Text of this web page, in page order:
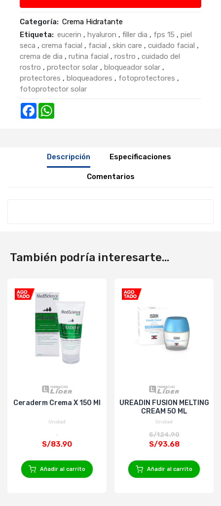
Categoría: Crema Hidratante
Etiqueta: eucerin , hyaluron , filler dia , fps 15 , piel
seca , crema facial , facial , skin care , cuidado facial ,
crema de dia , rutina facial , rostro , cuidado del
rostro , protector solar , bloqueador solar ,
protectores , bloqueadores , fotoprotectores ,
fotoprotector solar
Facebook
Descripción Especificaciones
Comentarios
También podría interesarte...
Ceraderm Crema X 150 Ml
Unidad
S/83.90
Añadir al carrito
UREADIN FUSION MELTING
CREAM 50 ML
Unidad
S/124.90
S/93.68
Añadir al carrito